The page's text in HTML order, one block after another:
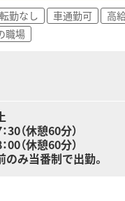
転勤なし 車通勤可 高
職場
30（休憩60分）
00（休憩60分）
み当番制で出勤。